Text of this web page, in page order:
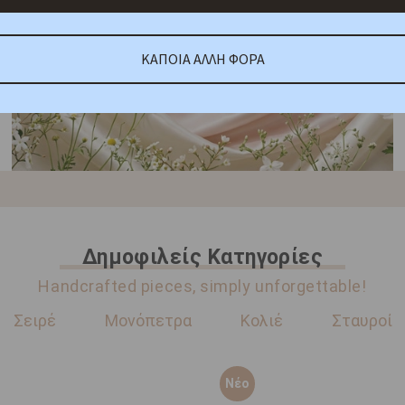
Δημοφιλείς Κατηγορίες
Handcrafted pieces, simply unforgettable!
Σειρέ
Μονόπετρα Κολιέ Σταυροί
Νέο
ΚΑΠΟΙΑ ΑΛΛΗ ΦΟΡΑ